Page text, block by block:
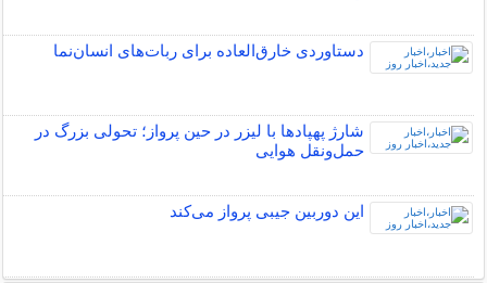
دستاوردی خارق‌العاده برای ربات‌های انسان‌نما
شارژ پهپادها با لیزر در حین پرواز؛ تحولی بزرگ در
حمل‌ونقل هوایی
این دوربین جیبی پرواز می‌کند